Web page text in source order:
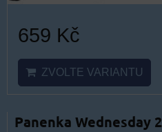
659 Kč
ZVOLTE VARIANTU
Panenka Wednesday